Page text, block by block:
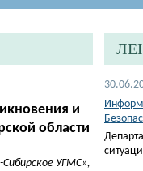
и
области
УГМС»,